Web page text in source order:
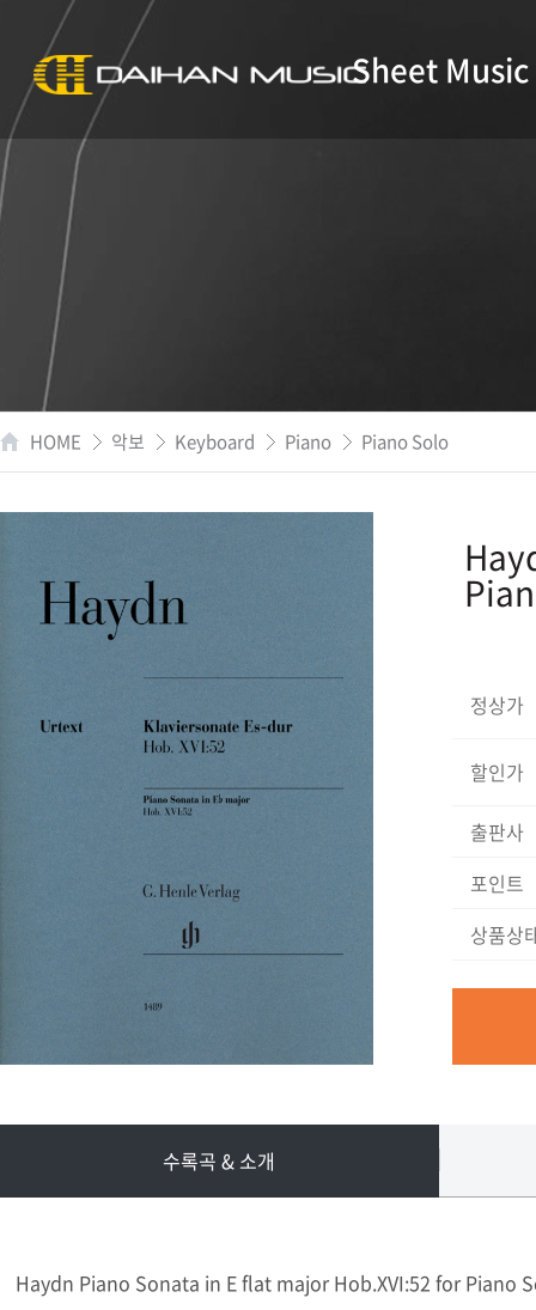
Sheet Music
HOME 악보 Keyboard Piano Piano Solo
정상가
할인가
출판사
포인트
상품상
수록곡 & 소개
Haydn Piano Sonata in E flat major Hob.XVI:52 for Piano